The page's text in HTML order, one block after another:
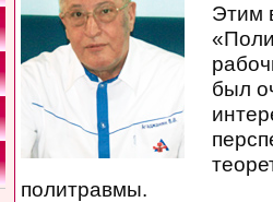
Этим
был
политравмы.